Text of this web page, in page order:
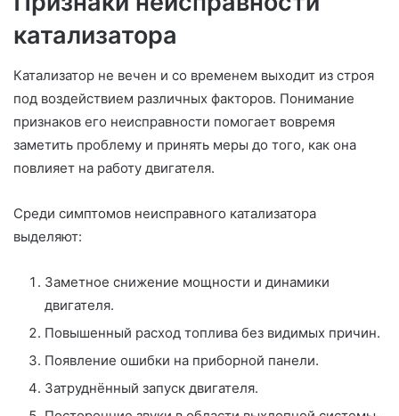
катализатора
Катализатор не вечен и со временем выходит из строя
под воздействием различных факторов. Понимание
признаков его неисправности помогает вовремя
заметить проблему и принять меры до того, как она
повлияет на работу двигателя.
Среди симптомов неисправного катализатора
выделяют:
Заметное снижение мощности и динамики
двигателя.
Повышенный расход топлива без видимых причин.
Появление ошибки на приборной панели.
Затруднённый запуск двигателя.